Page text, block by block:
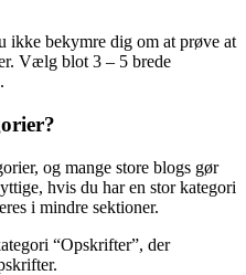
ikke bekymre dig om at prøve at
Vælg blot 3 – 5 brede
og mange store blogs gør
hvis du har en stor kategori
i mindre sektioner.
“Opskrifter”, der